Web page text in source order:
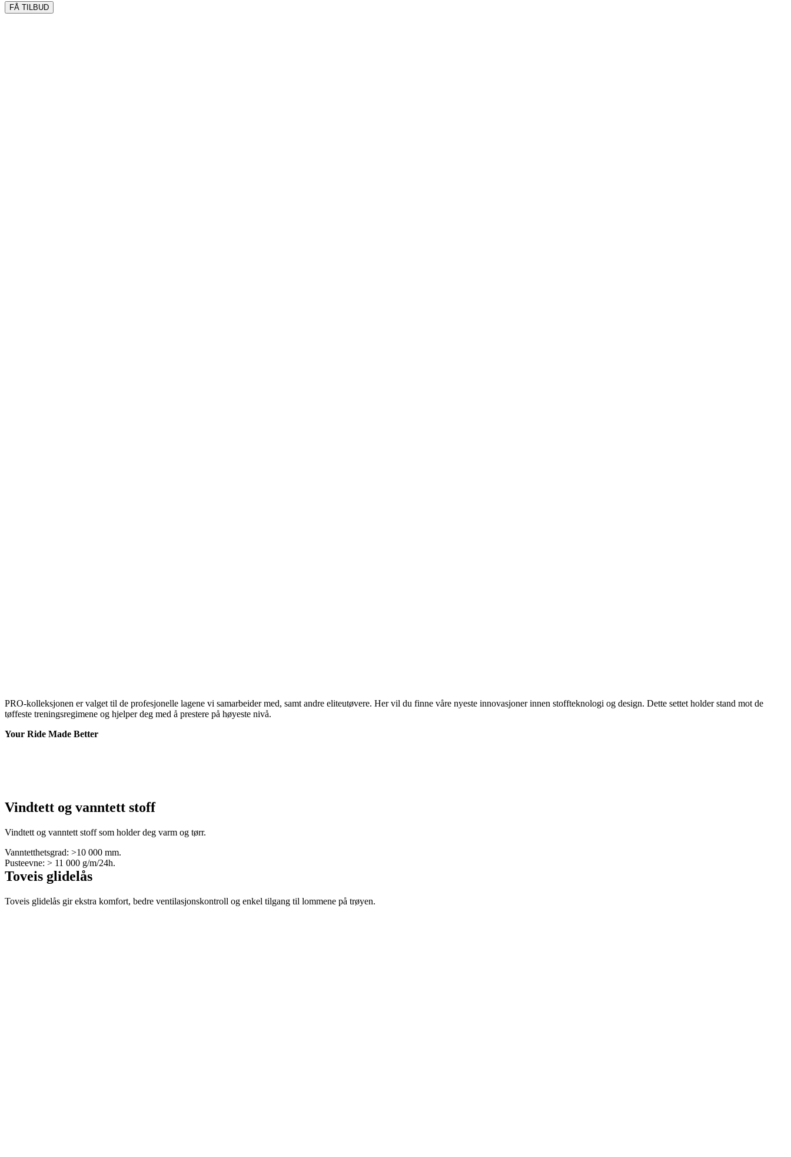
FÅ TILBUD
PRO-kolleksjonen er valget til de profesjonelle lagene vi samarbeider med, samt andre eliteutøvere. Her vil du finne våre nyeste innovasjoner innen stoffteknologi og design. Dette settet holder stand mot de
tøffeste treningsregimene og hjelper deg med å prestere på høyeste nivå.
Your Ride Made Better
Vindtett og vanntett stoff
Vindtett og vanntett stoff som holder deg varm og tørr.
Vanntetthetsgrad: >10 000 mm.
Pusteevne: > 11 000 g/m/24h.
Toveis glidelås
Toveis glidelås gir ekstra komfort, bedre ventilasjonskontroll og enkel tilgang til lommene på trøyen.